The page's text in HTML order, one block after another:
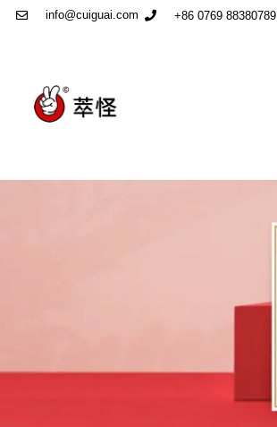
info@cuiguai.com +86 0769 88380789